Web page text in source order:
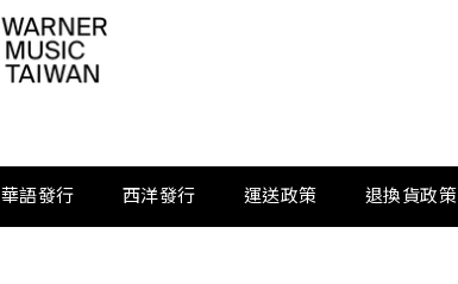
華語發行 西洋發行 運送政策 退換貨政策